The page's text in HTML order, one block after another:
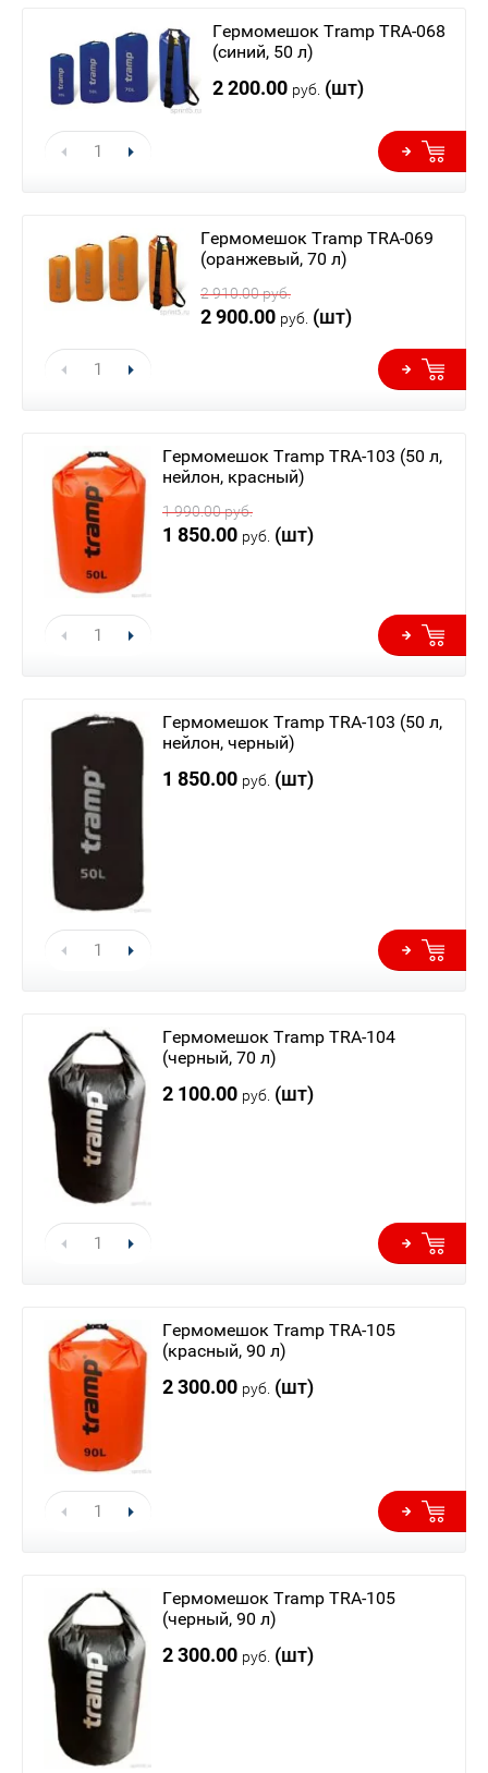
Гермомешок Tramp TRA-068
(синий, 50 л)
2 200.00 руб. (шт)
Гермомешок Tramp TRA-069
(оранжевый, 70 л)
2 910.00руб.
2 900.00 руб. (шт)
Гермомешок Tramp TRA-103 (50 л,
нейлон, красный)
1 990.00руб.
1 850.00 руб. (шт)
Гермомешок Tramp TRA-103 (50 л,
нейлон, черный)
1 850.00 руб. (шт)
Гермомешок Tramp TRA-104
(черный, 70 л)
2 100.00 руб. (шт)
Гермомешок Tramp TRA-105
(красный, 90 л)
2 300.00 руб. (шт)
Гермомешок Tramp TRA-105
(черный, 90 л)
2 300.00 руб. (шт)